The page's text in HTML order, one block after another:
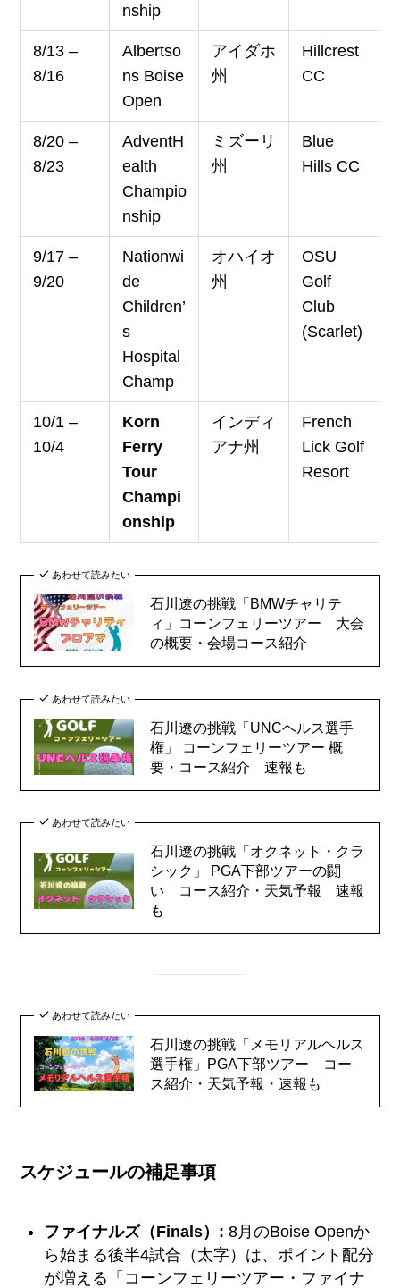
nship
8/13 –
8/16
Albertso
ns Boise
Open
アイダホ
州
Hillcrest
CC
8/20 –
8/23
AdventH
ealth
Champio
nship
ミズーリ
州
Blue
Hills CC
9/17 –
9/20
Nationwi
de
Children’
s
Hospital
Champ
オハイオ
州
OSU
Golf
Club
(Scarlet)
10/1 –
10/4
Korn
Ferry
Tour
Champi
onship
インディ
アナ州
French
Lick Golf
Resort
あわせて読みたい
石川遼の挑戦「BMWチャリテ
ィ」コーンフェリーツアー 大会
の概要・会場コース紹介
あわせて読みたい
石川遼の挑戦「UNCヘルス選手
権」 コーンフェリーツアー 概
要・コース紹介 速報も
あわせて読みたい
石川遼の挑戦「オクネット・クラ
シック」 PGA下部ツアーの闘
い コース紹介・天気予報 速報
も
あわせて読みたい
石川遼の挑戦「メモリアルヘルス
選手権」PGA下部ツアー コー
ス紹介・天気予報・速報も
スケジュールの補足事項
ファイナルズ（Finals）: 8月のBoise Openか
ら始まる後半4試合（太字）は、ポイント配分
が増える「コーンフェリーツアー・ファイナ